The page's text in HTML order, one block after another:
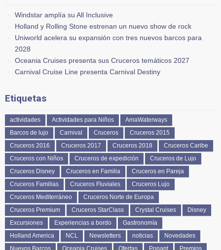
Windstar amplía su All Inclusive
Holland y Rolling Stone estrenan un nuevo show de rock
Uniworld acelera su expansión con tres nuevos barcos para
2028
Oceania Cruises presenta sus Cruceros temáticos 2027
Carnival Cruise Line presenta Carnival Destiny
Etiquetas
actividades Actividades para Niños
AmaWaterways
Barcos de lujo
Carnival Cruceros
Cruceros 2015
Cruceros 2016
Cruceros 2017 Cruceros 2018
Cruceros Caribe
Cruceros con Niños
Cruceros de expedición
Cruceros de Lujo
Cruceros Disney
Cruceros en Familia
Cruceros en Pareja
Cruceros Familias
Cruceros Fluviales
Cruceros Lujo
Cruceros Mediterráneo
Cruceros Norte de Europa
Cruceros Premium
Cruceros StarClass Crystal Cruises
Disney
Excursiones
Experiencias a bordo
Gastronomía
Holland America
NCL Newsletters noticias
Novedades